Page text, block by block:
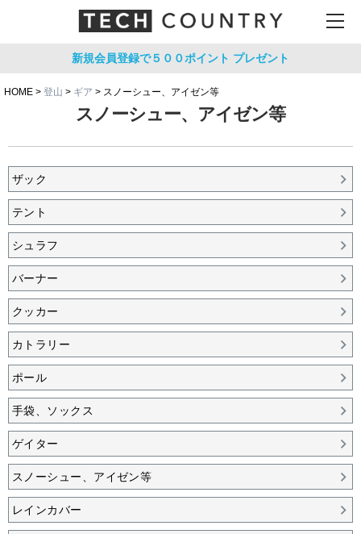
新規会員登録で５００ポイント プレゼント
HOME 登山 ギア スノーシュー、アイゼン等
スノーシュー、アイゼン等
ザック
テント
シュラフ
バーナー
クッカー
カトラリー
ポール
手袋、ソックス
ゲイター
スノーシュー、アイゼン等
レインカバー